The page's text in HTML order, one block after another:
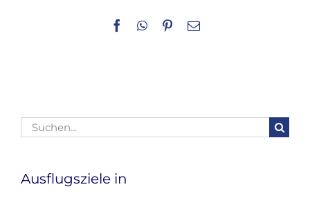
Facebook
WhatsApp
Pinterest
E-
Suche
nach:
Ausflugsziele in